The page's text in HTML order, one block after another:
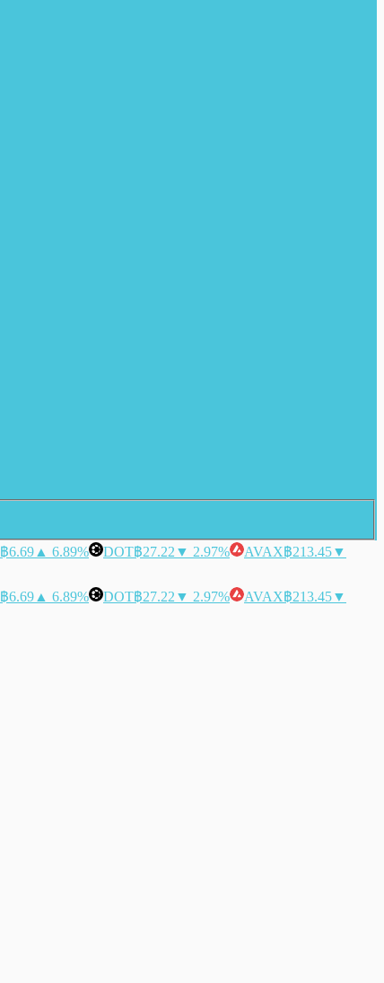
฿6.69 ▲ 6.89% DOT฿27.22 ▼ 2.97% AVAX฿213.45▼
฿6.69 ▲ 6.89% DOT฿27.22 ▼ 2.97% AVAX฿213.45▼